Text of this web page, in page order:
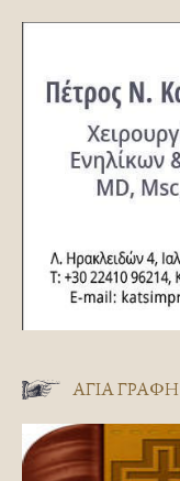
ΑΓΊΑ ΓΡΑΦΉ